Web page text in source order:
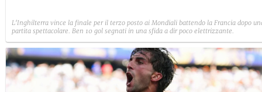
L'Inghilterra vince la finale per il terzo posto ai Mondiali battendo la Francia dopo
partita spettacolare. Ben 10 gol segnati in una sfida a dir poco elettrizzante.